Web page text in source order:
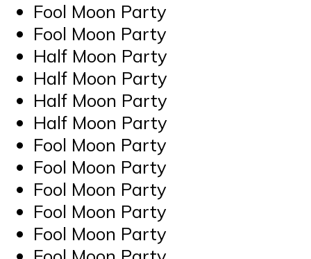
Fool Moon Party
Fool Moon Party
Half Moon Party
Half Moon Party
Half Moon Party
Half Moon Party
Fool Moon Party
Fool Moon Party
Fool Moon Party
Fool Moon Party
Fool Moon Party